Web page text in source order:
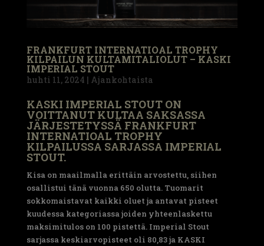
FRANKFURT INTERNATIOAL TROPHY
KILPAILUN KULTAMITALIOLUT – KASKI
IMPERIAL STOUT
huhti 11, 2024 | Ajankohtaista
KASKI IMPERIAL STOUT ON
VOITTANUT KULTAA SAKSASSA
JÄRJESTETYSSÄ FRANKFURT
INTERNATIOAL TROPHY
KILPAILUSSA SARJASSA IMPERIAL
STOUT.
Kisa on maailmalla erittäin arvostettu, siihen
osallistui tänä vuonna 650 olutta. Tuomarit
sokkomaistavat kaikki oluet ja antavat pisteet
kuudessa kategoriassa joiden yhteenlaskettu
maksimitulos on 100 pistettä. Imperial Stout
sarjassa keskiarvopisteet oli 80,83 ja KASKI